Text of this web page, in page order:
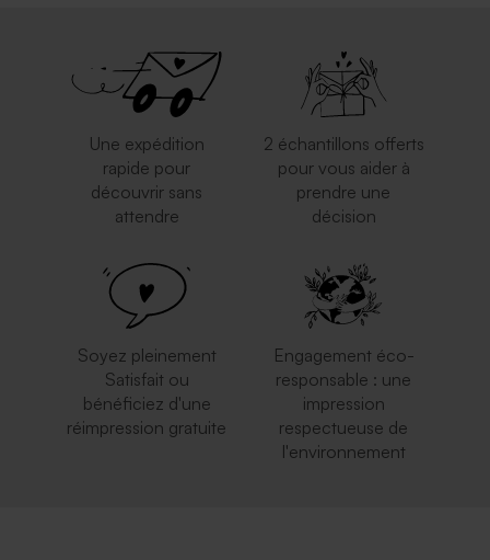
Une expédition
rapide pour
découvrir sans
attendre
2 échantillons offerts
pour vous aider à
prendre une
décision
Soyez pleinement
Satisfait ou
bénéficiez d'une
réimpression gratuite
Engagement éco-
responsable : une
impression
respectueuse de
l'environnement